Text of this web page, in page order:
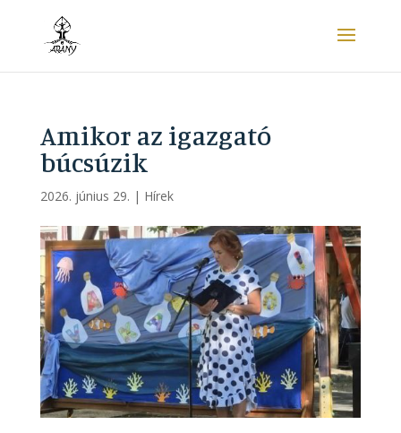
Amikor az igazgató
búcsúzik
2026. június 29. | Hírek